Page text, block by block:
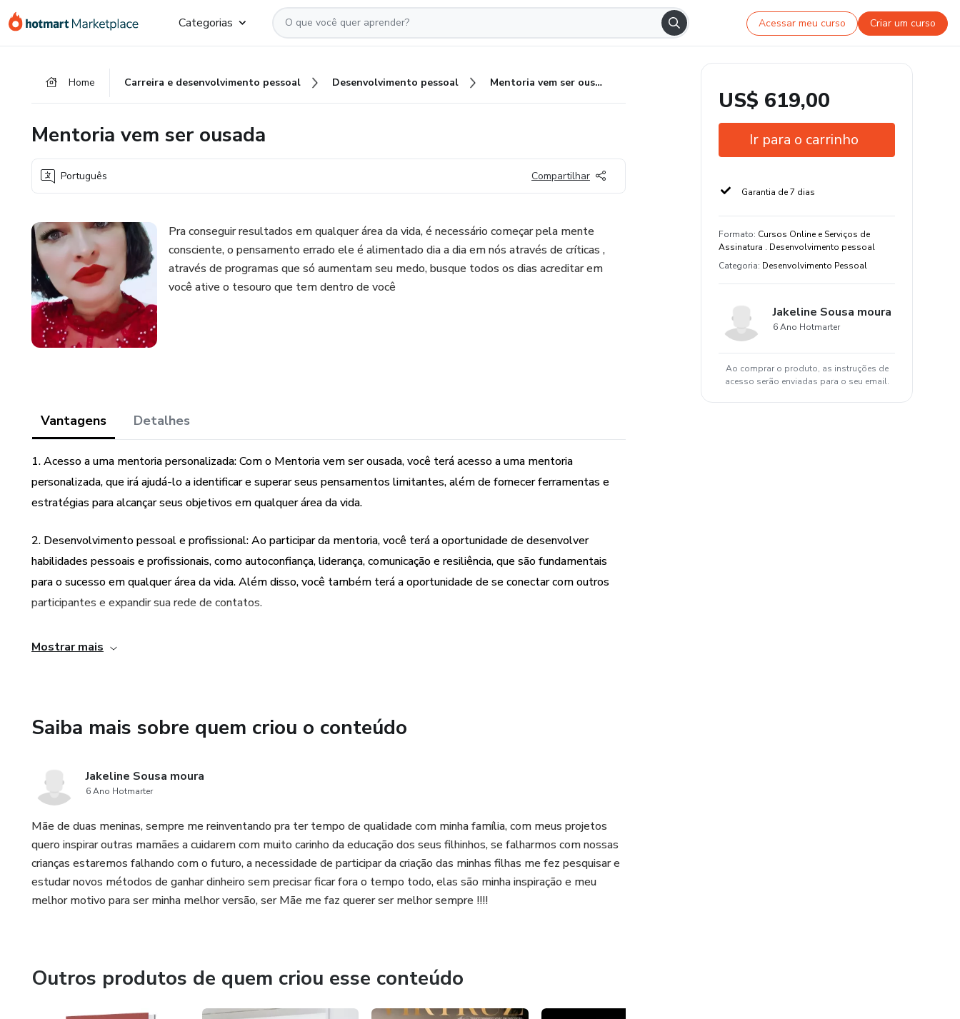
para
para
para
Categorias Acessar meu curso Criar um curso
Home Carreira e desenvolvimento pessoal Desenvolvimento pessoal Mentoria vem ser ousada
Mentoria vem ser ousada
Português Compartilhar
Pra conseguir resultados em qualquer área da vida, é necessário começar pela mente
consciente, o pensamento errado ele é alimentado dia a dia em nós através de críticas ,
através de programas que só aumentam seu medo, busque todos os dias acreditar em
você ative o tesouro que tem dentro de você
Vantagens Detalhes
1. Acesso a uma mentoria personalizada: Com o Mentoria vem ser ousada, você terá acesso a uma mentoria
personalizada, que irá ajudá-lo a identificar e superar seus pensamentos limitantes, além de fornecer ferramentas e
estratégias para alcançar seus objetivos em qualquer área da vida.
2. Desenvolvimento pessoal e profissional: Ao participar da mentoria, você terá a oportunidade de desenvolver
habilidades pessoais e profissionais, como autoconfiança, liderança, comunicação e resiliência, que são fundamentais
para o sucesso em qualquer área da vida. Além disso, você também terá a oportunidade de se conectar com outros
participantes e expandir sua rede de contatos.
Mostrar mais
Saiba mais sobre quem criou o conteúdo
Jakeline Sousa moura
6 Ano Hotmarter
Mãe de duas meninas, sempre me reinventando pra ter tempo de qualidade com minha família, com meus projetos
quero inspirar outras mamães a cuidarem com muito carinho da educação dos seus filhinhos, se falharmos com nossas
crianças estaremos falhando com o futuro, a necessidade de participar da criação das minhas filhas me fez pesquisar e
estudar novos métodos de ganhar dinheiro sem precisar ficar fora o tempo todo, elas são minha inspiração e meu
melhor motivo para ser minha melhor versão, ser Mãe me faz querer ser melhor sempre !!!!
Outros produtos de quem criou esse conteúdo
US$ 619,00
Ir para o carrinho
Garantia de 7 dias
Formato: Cursos Online e Serviços de
Assinatura . Desenvolvimento pessoal
Categoria: Desenvolvimento Pessoal
Jakeline Sousa moura
6 Ano Hotmarter
Ao comprar o produto, as instruções de
acesso serão enviadas para o seu email.